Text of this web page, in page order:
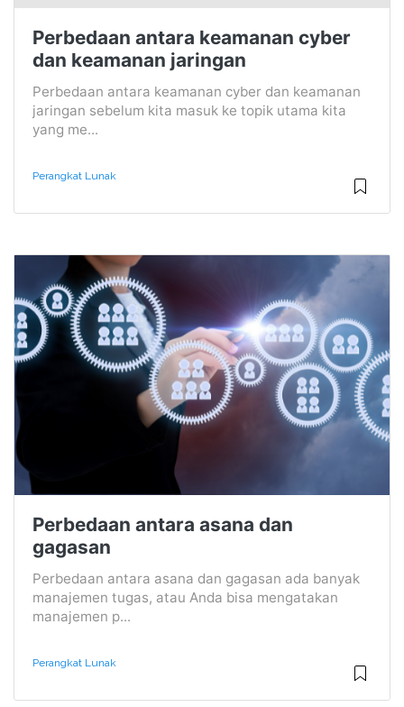
Perbedaan antara keamanan cyber
dan keamanan jaringan
Perbedaan antara keamanan cyber dan keamanan
jaringan sebelum kita masuk ke topik utama kita
yang me...
Perangkat Lunak
Perbedaan antara asana dan
gagasan
Perbedaan antara asana dan gagasan ada banyak
manajemen tugas, atau Anda bisa mengatakan
manajemen p...
Perangkat Lunak